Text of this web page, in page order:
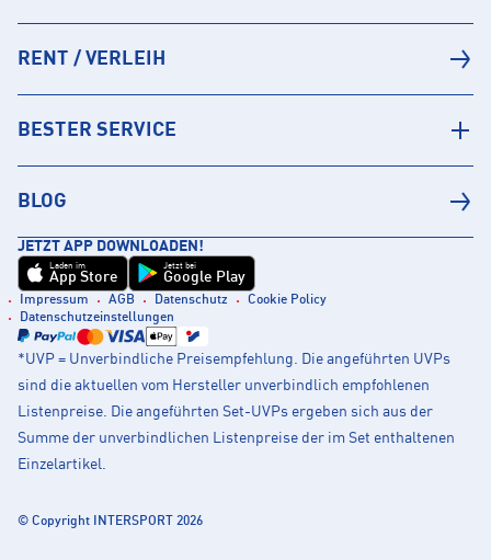
RENT / VERLEIH
BESTER SERVICE
BLOG
JETZT APP DOWNLOADEN!
Laden im
App Store
Jetzt bei
Google Play
Impressum AGB Datenschutz
Cookie Policy
Datenschutzeinstellungen
*UVP = Unverbindliche Preisempfehlung. Die angeführten UVPs
sind die aktuellen vom Hersteller unverbindlich empfohlenen
Listenpreise. Die angeführten Set-UVPs ergeben sich aus der
Summe der unverbindlichen Listenpreise der im Set enthaltenen
Einzelartikel.
© Copyright INTERSPORT 2026